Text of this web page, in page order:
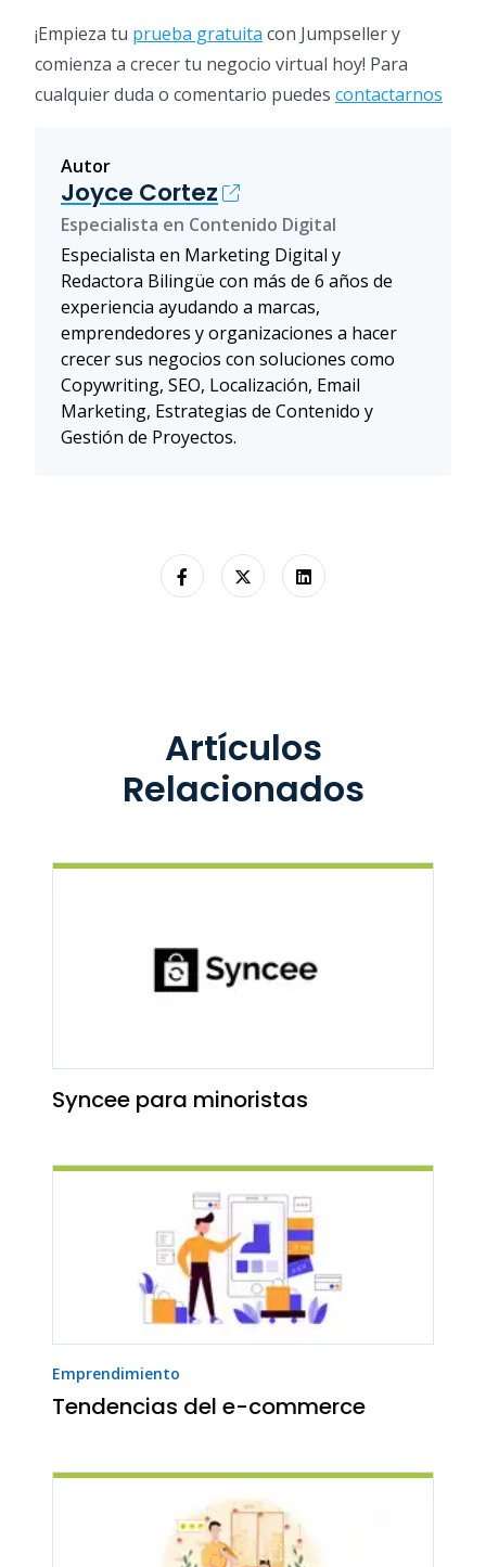
¡Empieza tu prueba gratuita con Jumpseller y
comienza a crecer tu negocio virtual hoy! Para
cualquier duda o comentario puedes contactarnos
Autor
Joyce Cortez
Especialista en Contenido Digital
Especialista en Marketing Digital y
Redactora Bilingüe con más de 6 años de
experiencia ayudando a marcas,
emprendedores y organizaciones a hacer
crecer sus negocios con soluciones como
Copywriting, SEO, Localización, Email
Marketing, Estrategias de Contenido y
Gestión de Proyectos.
Artículos
Relacionados
Syncee para minoristas
Emprendimiento
Tendencias del e-commerce